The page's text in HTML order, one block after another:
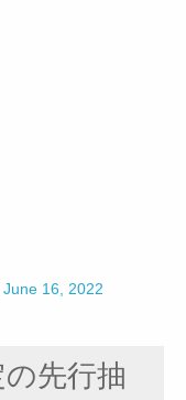
June 16, 2022
先行抽